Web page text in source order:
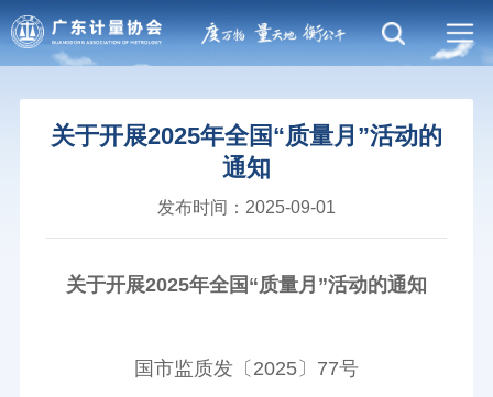
关于开展2025年全国“质量月”活动的
通知
发布时间：2025-09-01
关于开展2025年全国“质量月”活动的通知
国市监质发〔2025〕77号